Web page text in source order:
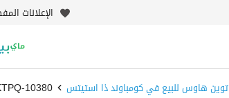
الإعلانات
توين هاوس للبيع في كومباوند ذا استيتس 10380-TGKTPQ - بيوت